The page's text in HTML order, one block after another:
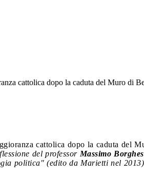
cattolica dopo la caduta del Muro di
cattolica dopo la caduta del
del professor Massimo
politica" (edito da Marietti nel